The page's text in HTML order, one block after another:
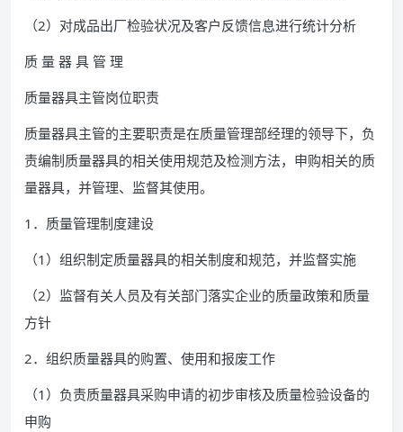
（2）对成品出厂检验状况及客户反馈信息进行统计分析
质 量 器 具 管 理
质量器具主管岗位职责
质量器具主管的主要职责是在质量管理部经理的领导下，负
责编制质量器具的相关使用规范及检测方法，申购相关的质
量器具，并管理、监督其使用。
1．质量管理制度建设
（1）组织制定质量器具的相关制度和规范，并监督实施
（2）监督有关人员及有关部门落实企业的质量政策和质量
方针
2．组织质量器具的购置、使用和报废工作
（1）负责质量器具采购申请的初步审核及质量检验设备的
申购